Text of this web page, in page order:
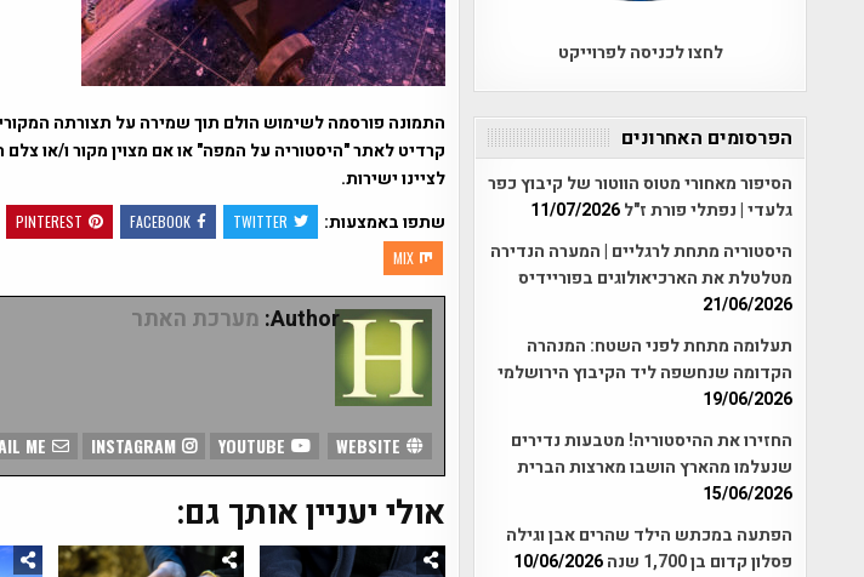
התמונה פורסמה לשימוש הולם תוך שמירה על תצורתה
קרדיט לאתר "היסטוריה על המפה" או אם מצוין מקור ו/או
לציינו ישירות.
שתפו באמצעות:
TWITTER
FACEBOOK
PINTEREST
MIX
Author: מערכת האתר
INSTAGRAM
אולי יעניין אותך גם:
לחצו לכניסה לפרוייקט
הפרסומים האחרונים
הסיפור מאחורי מטוס הווטור של קיבוץ כפר
גלעדי | נפתלי פורת ז"ל11/07/2026
היסטוריה מתחת לרגליים | המערה הנדירה
מטלטלת את הארכיאולוגים בפוריידיס
21/06/2026
תעלומה מתחת לפני השטח: המנהרה
הקדומה שנחשפה ליד הקיבוץ הירושלמי
19/06/2026
החזירו את ההיסטוריה! מטבעות נדירים
שנעלמו מהארץ הושבו מארצות הברית
15/06/2026
הפתעה במכתש הילד שהרים אבן וגילה
פסלון קדום בן 1,700 שנה
10/06/2026